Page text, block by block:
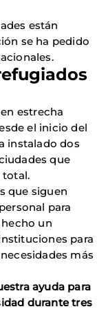
están
se ha pedido
estrecha
el inicio del
instalado dos
que
total.
que siguen
para
un
para
más
ayuda para
durante tres